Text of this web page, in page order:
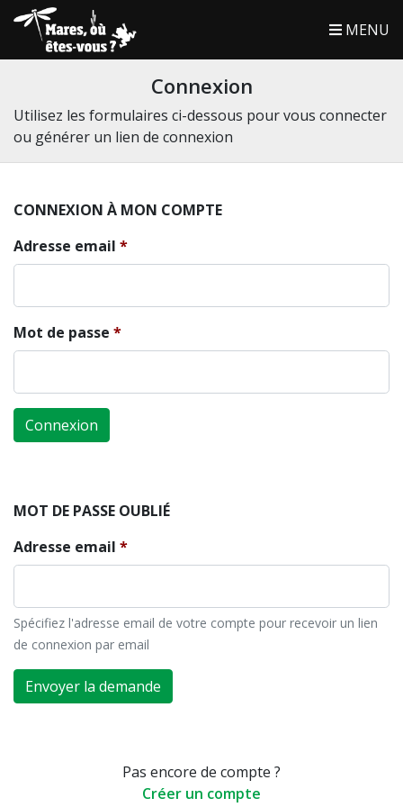
MENU
Connexion
Utilisez les formulaires ci-dessous pour vous connecter
ou générer un lien de connexion
CONNEXION À MON COMPTE
Adresse email
Mot de passe
Connexion
MOT DE PASSE OUBLIÉ
Adresse email
Spécifiez l'adresse email de votre compte pour recevoir un lien
de connexion par email
Envoyer la demande
Pas encore de compte ?
Créer un compte